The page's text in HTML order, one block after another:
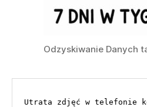
Odzyskiwanie Danych
Utrata zdjęć w telefonie